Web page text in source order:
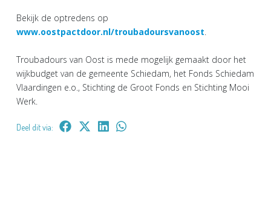
Bekijk de optredens op
www.oostpactdoor.nl/troubadoursvanoost.
Troubadours van Oost is mede mogelijk gemaakt door het
wijkbudget van de gemeente Schiedam, het Fonds Schiedam
Vlaardingen e.o., Stichting de Groot Fonds en Stichting Mooi
Werk.
Deel dit via: